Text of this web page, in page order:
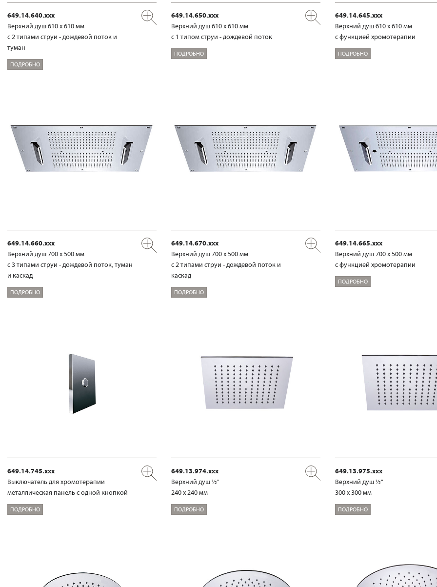
649.14.640.xxx
Верхний душ 610 х 610 мм
с 2 типами струи - дождевой поток и
туман
ПОДРОБНО
649.14.650.xxx
Верхний душ 610 х 610 мм
с 1 типом струи - дождевой поток
ПОДРОБНО
649.14.645.xxx
Верхний душ 610 х 610 мм
с функцией хромотерапии
ПОДРОБНО
649.14.660.xxx
Верхний душ 700 х 500 мм
с 3 типами струи - дождевой поток, туман
и каскад
ПОДРОБНО
649.14.670.xxx
Верхний душ 700 х 500 мм
с 2 типами струи - дождевой поток и
каскад
ПОДРОБНО
649.14.665.xxx
Верхний душ 700 х 500 мм
с функцией хромотерапии
ПОДРОБНО
649.14.745.xxx
Выключатель для хромотерапии
металлическая панель с одной кнопкой
ПОДРОБНО
649.13.974.xxx
Верхний душ ½"
240 x 240 мм
ПОДРОБНО
649.13.975.xxx
Верхний душ ½"
300 x 300 мм
ПОДРОБНО